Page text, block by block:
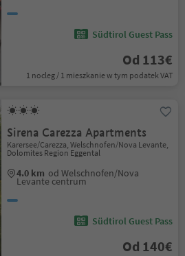
Südtirol Guest Pass
Od 113€
1 nocleg / 1 mieszkanie w tym podatek VAT
Sirena Carezza Apartments
Karersee/Carezza, Welschnofen/Nova Levante,
Dolomites Region Eggental
4.0 km od Welschnofen/Nova
Levante centrum
Südtirol Guest Pass
Od 140€